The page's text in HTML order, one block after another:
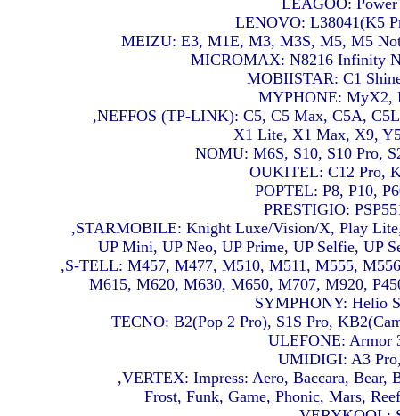
LENOVO: L38041(K5
MEIZU: E3, M1E, M3, M3S, M5, M5
MICROMAX: N8216 Infinity
MOBIISTAR: C1
MYPHONE: MyX2,
NEFFOS (TP-LINK): C5, C5 Max, C5A,
X1 Lite, X1 Max, X9,
NOMU: M6S, S10, S10 Pro,
OUKITEL: C12 Pro,
POPTEL: P8, P10,
PRESTIGIO:
STARMOBILE: Knight Luxe/Vision/X, Play
UP Mini, UP Neo, UP Prime, UP Selfie, UP
S-TELL: M457, M477, M510, M511, M555,
M615, M620, M630, M650, M707, M920,
SYMPHONY: Helio
TECNO: B2(Pop 2 Pro), S1S Pro,
ULEFONE: Armor
UMIDIGI: A3
VERTEX: Impress: Aero, Baccara, Bear,
Frost, Funk, Game, Phonic, Mars,